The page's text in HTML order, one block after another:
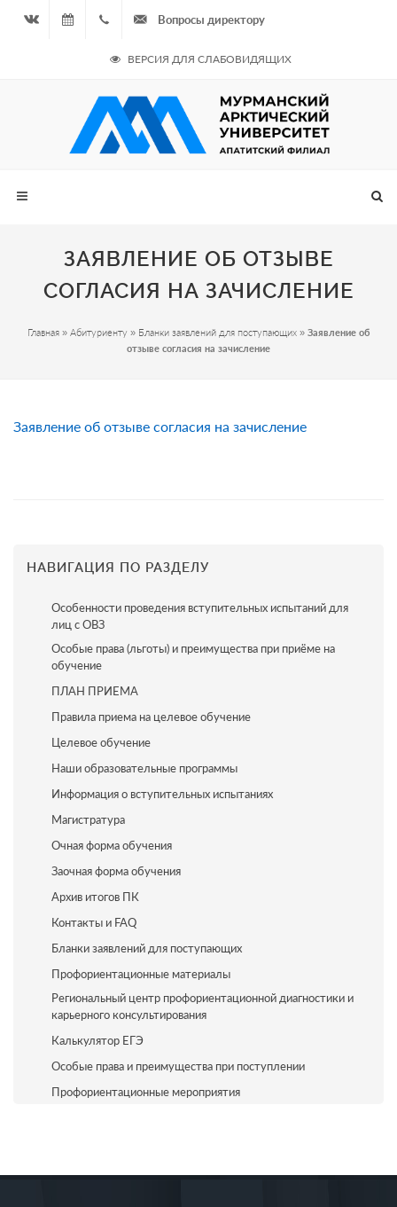
08.08.2026
- Чётная
неделя
964
687
Вопросы директору
ВЕРСИЯ ДЛЯ СЛАБОВИДЯЩИХ
ЗАЯВЛЕНИЕ ОБ ОТЗЫВЕ
СОГЛАСИЯ НА ЗАЧИСЛЕНИЕ
Главная» Абитуриенту » Бланки заявлений для поступающих» Заявление об
отзыве согласия на зачисление
Заявление об отзыве согласия на зачисление
НАВИГАЦИЯ ПО РАЗДЕЛУ
Особенности проведения вступительных испытаний для
лиц с ОВЗ
Особые права (льготы) и преимущества при приёме на
обучение
ПЛАН ПРИЕМА
Правила приема на целевое обучение
Целевое обучение
Наши образовательные программы
Информация о вступительных испытаниях
Магистратура
Очная форма обучения
Заочная форма обучения
Архив итогов ПК
Контакты и FAQ
Бланки заявлений для поступающих
Профориентационные материалы
Региональный центр профориентационной диагностики и
карьерного консультирования
Калькулятор ЕГЭ
Особые права и преимущества при поступлении
Профориентационные мероприятия